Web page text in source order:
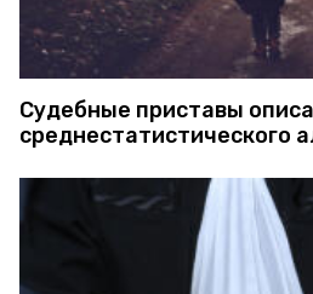
Судебные приставы
среднестатистического